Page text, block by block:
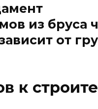
из бруса
от
к